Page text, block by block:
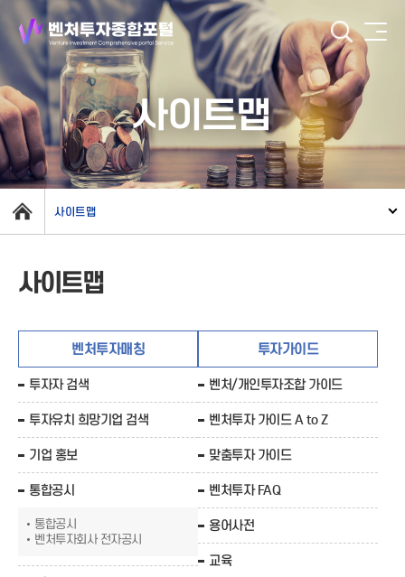
사이트맵
사이트맵
사이트맵
벤처투자매칭
투자자 검색
투자유치 희망기업 검색
기업 홍보
통합공시
통합공시
벤처투자회사 전자공시
투자가이드
벤처/개인투자조합 가이드
벤처투자 가이드 A to Z
맞춤투자 가이드
벤처투자 FAQ
용어사전
교육